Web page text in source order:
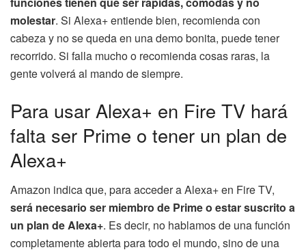
molestar. Si Alexa+ entiende bien, recomienda con
cabeza y no se queda en una demo bonita, puede tener
recorrido. Si falla mucho o recomienda cosas raras, la
gente volverá al mando de siempre.
Para usar Alexa+ en Fire TV hará
falta ser Prime o tener un plan de
Alexa+
Amazon indica que, para acceder a Alexa+ en Fire TV,
será necesario ser miembro de Prime o estar suscrito a
un plan de Alexa+. Es decir, no hablamos de una función
completamente abierta para todo el mundo, sino de una